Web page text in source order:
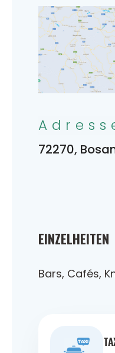
EINZELHEITEN
Bars, Cafés,
72270,